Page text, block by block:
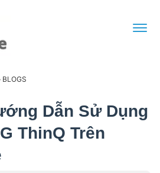
BLOGS
Dẫn Sử Dụng
ThinQ Trên